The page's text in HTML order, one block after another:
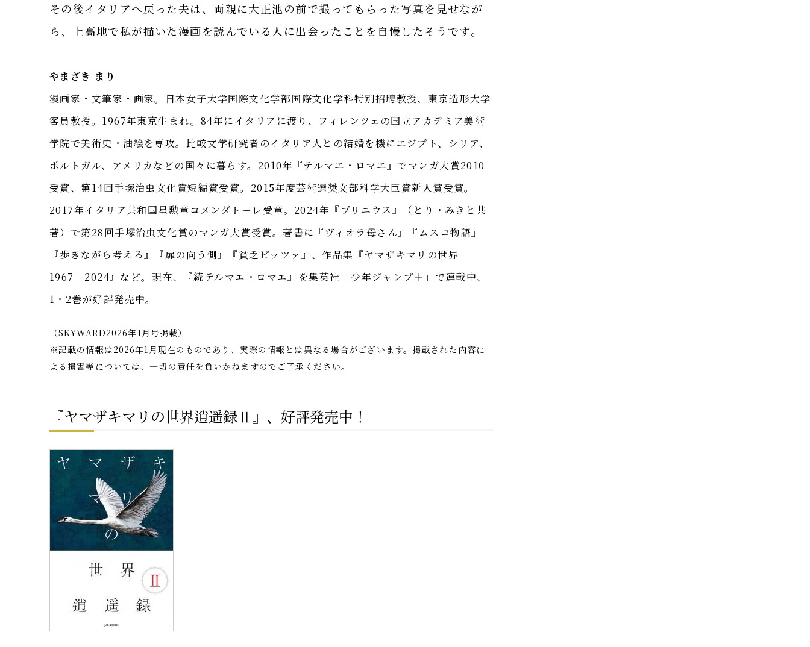
その後イタリアへ戻った夫は、両親に大正池の前で撮ってもらった写真を見せなが
ら、上高地で私が描いた漫画を読んでいる人に出会ったことを自慢したそうです。
やまざき まり
漫画家・文筆家・画家。日本女子大学国際文化学部国際文化学科特別招聘教授、東京造形大学
客員教授。1967年東京生まれ。84年にイタリアに渡り、フィレンツェの国立アカデミア美術
学院で美術史・油絵を専攻。比較文学研究者のイタリア人との結婚を機にエジプト、シリア、
ポルトガル、アメリカなどの国々に暮らす。2010年『テルマエ・ロマエ』でマンガ大賞2010
受賞、第14回手塚治虫文化賞短編賞受賞。2015年度芸術選奨文部科学大臣賞新人賞受賞。
2017年イタリア共和国星勲章コメンダトーレ受章。2024年『プリニウス』（とり・みきと共
著）で第28回手塚治虫文化賞のマンガ大賞受賞。著書に『ヴィオラ母さん』『ムスコ物語』
『歩きながら考える』『扉の向う側』『貧乏ピッツァ』、作品集『ヤマザキマリの世界
1967─2024』など。現在、『続テルマエ・ロマエ』を集英社「少年ジャンプ＋」で連載中、
1・2巻が好評発売中。
（SKYWARD2026年1月号掲載）
※記載の情報は2026年1月現在のものであり、実際の情報とは異なる場合がございます。掲載された内容に
よる損害等については、一切の責任を負いかねますのでご了承ください。
『ヤマザキマリの世界逍遥録Ⅱ』、好評発売中！